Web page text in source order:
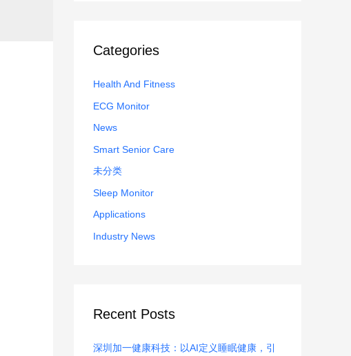
h
o
r
:
Categories
Health And Fitness
ECG Monitor
News
Smart Senior Care
未分类
Sleep Monitor
Applications
Industry News
Recent Posts
深圳加一健康科技：以AI定义睡眠健康，引